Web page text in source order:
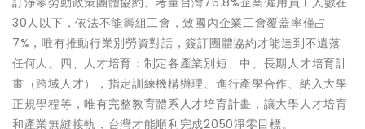
30人以下，依法不能籌組工會，致國內企業工會覆蓋率僅占
7%，唯有推動行業別勞資對話，簽訂團體協約才能達到不遺落
任何人。四、人才培育：制定各產業別短、中、長期人才培育計
畫（跨域人才），指定訓練機構辦理、進行產學合作、納入大學
正規學程等，唯有完整教育體系人才培育計畫，讓大學人才培育
和產業無縫接軌，台灣才能順利完成2050淨零目標。